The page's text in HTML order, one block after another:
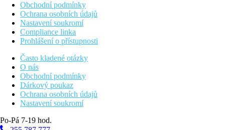
Obchodní podmínky
Ochrana osobních údajů
Nastavení soukromí
Compliance linka
Prohlášení o přístupnosti
Často kladené otázky
O nás
Obchodní podmínky
Dárkový poukaz
Ochrana osobních údajů
Nastavení soukromí
Po-Pá 7-19 hod.